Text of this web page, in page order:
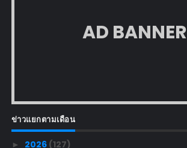
AD BANNER
ข่าวแยกตามเดือน
► 2026 (127)